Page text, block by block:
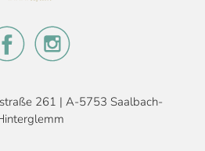
261 | A-5753 Saalbach-